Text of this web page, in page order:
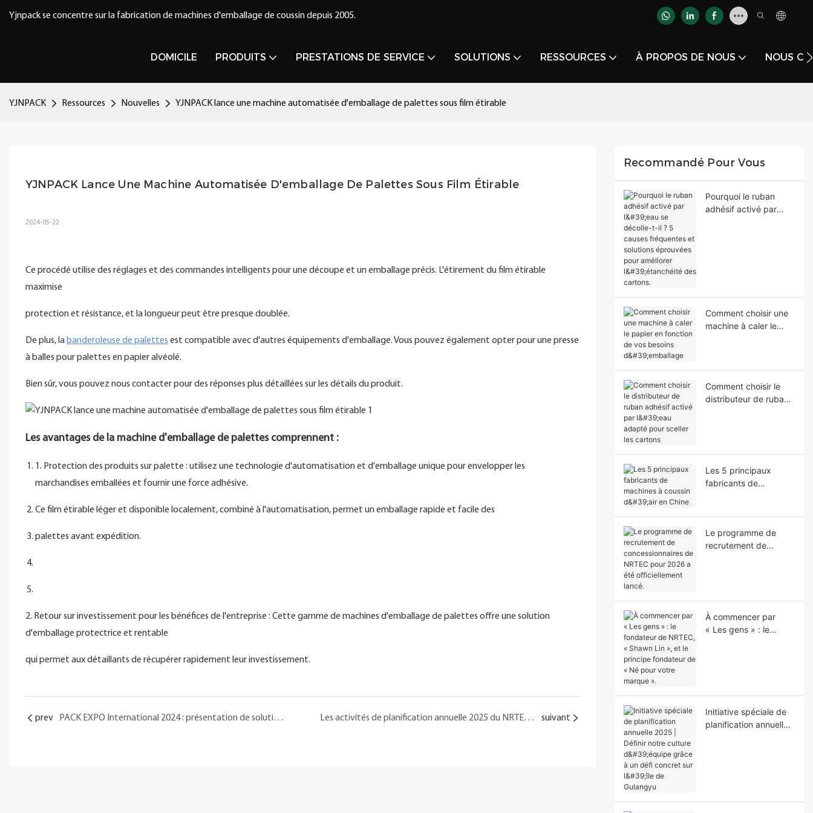
Yjnpack se concentre sur la fabrication de machines d'emballage de coussin depuis 2005.
DOMICILE PRODUITS PRESTATIONS DE SERVICE SOLUTIONS RESSOURCES À PROPOS DE NOUS NOUS
YJNPACK Ressources Nouvelles YJNPACK lance une machine automatisée d'emballage de palettes sous film étirable
YJNPACK Lance Une Machine Automatisée D'emballage De Palettes Sous Film Étirable
2024-05-22
Ce procédé utilise des réglages et des commandes intelligents pour une découpe et un emballage précis. L'étirement du film étirable
maximise
protection et résistance, et la longueur peut être presque doublée.
De plus, la banderoleuse de palettes est compatible avec d'autres équipements d'emballage. Vous pouvez également opter pour une presse
à balles pour palettes en papier alvéolé.
Bien sûr, vous pouvez nous contacter pour des réponses plus détaillées sur les détails du produit.
Les avantages de la machine d'emballage de palettes comprennent :
1. Protection des produits sur palette : utilisez une technologie d'automatisation et d'emballage unique pour envelopper les
marchandises emballées et fournir une force adhésive.
Ce film étirable léger et disponible localement, combiné à l'automatisation, permet un emballage rapide et facile des
palettes avant expédition.
2. Retour sur investissement pour les bénéfices de l'entreprise : Cette gamme de machines d'emballage de palettes offre une solution
d'emballage protectrice et rentable
qui permet aux détaillants de récupérer rapidement leur investissement.
prev PACK EXPO International 2024 : présentation de solutions d'emballage innovantes et durables Les activités de planification annuelle 2025 du NRTEC sont officiellement terminées suivant
Recommandé Pour Vous
Pourquoi le ruban
adhésif activé par
Comment choisir une
machine à caler le
Comment choisir le
distributeur de ruban
Les 5 principaux
fabricants de
Le programme de
recrutement de
À commencer par
« Les gens » : le
Initiative spéciale de
planification annuelle